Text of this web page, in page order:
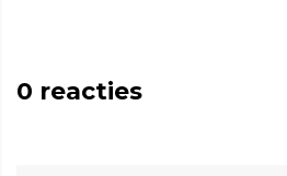
0 reacties